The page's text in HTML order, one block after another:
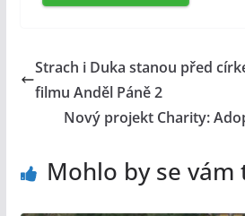
Strach i Duka stanou před
filmu Anděl Páně 2
Nový projekt Charity:
Mohlo by se